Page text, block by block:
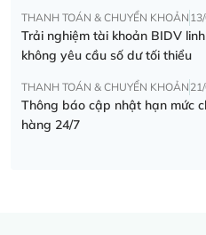
THANH TOÁN & CHUYỂN KHOẢN
Trải nghiệm tài khoản BIDV
không yêu cầu số dư tối thiểu
THANH TOÁN & CHUYỂN KHOẢN
Thông báo cập nhật hạn mức
hàng 24/7